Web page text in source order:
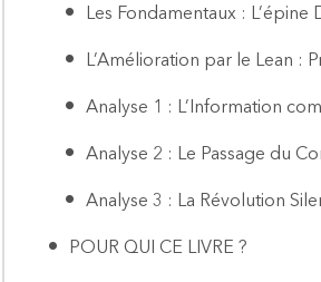
POUR QUI CE LIVRE ?